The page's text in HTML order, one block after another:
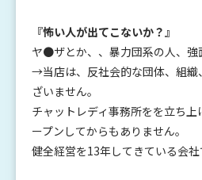
『怖い人が出てこないか？』
ヤ●ザとか、、暴力団系の人、強
→当店は、反社会的な団体、組織
ざいません。
チャットレディ事務所をを立ち
ープンしてからもありません。
健全経営を13年してきている会社